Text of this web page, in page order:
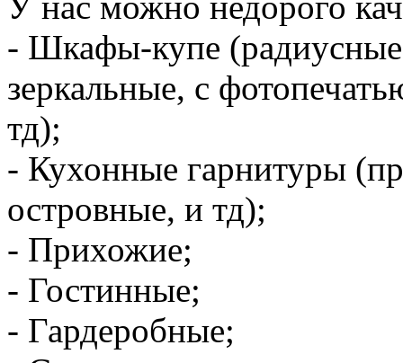
- Шкафы-купе
зеркальные, с
тд);
- Кухонные гарнитуры
островные, и тд);
- Прихожие;
- Гостинные;
- Гардеробные;